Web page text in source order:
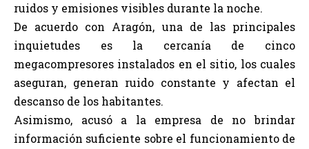
ruidos y emisiones visibles durante la noche.
De acuerdo con Aragón, una de las principales
inquietudes es la cercanía de cinco
megacompresores instalados en el sitio, los cuales
aseguran, generan ruido constante y afectan el
descanso de los habitantes.
Asimismo, acusó a la empresa de no brindar
información suficiente sobre el funcionamiento de